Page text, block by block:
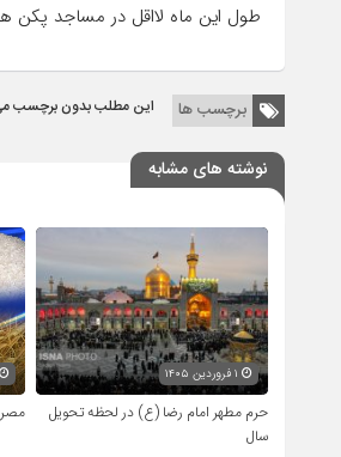
طول این ماه لااقل در مساجد پکن
برچسب ها این مطلب بدون برچسب
نوشته های مشابه
حرم مطهر امام رضا (ع) در لحظه تحویل
سال